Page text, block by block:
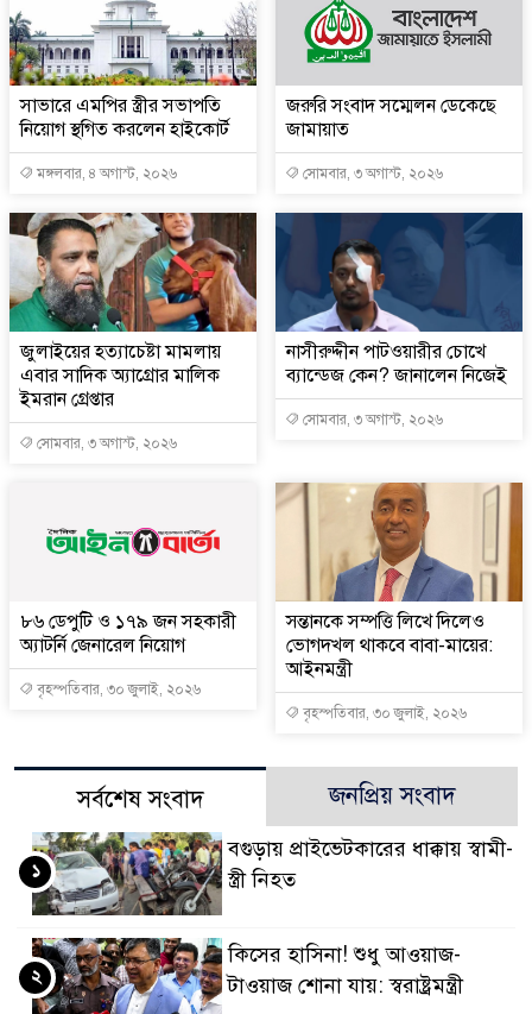
সাভারে এমপির স্ত্রীর সভাপতি
নিয়োগ স্থগিত করলেন হাইকোর্ট
মঙ্গলবার, ৪ অগাস্ট, ২০২৬
জরুরি সংবাদ সম্মেলন ডেকেছে
জামায়াত
সোমবার, ৩ অগাস্ট, ২০২৬
জুলাইয়ের হত্যাচেষ্টা মামলায়
এবার সাদিক অ্যাগ্রোর মালিক
ইমরান গ্রেপ্তার
সোমবার, ৩ অগাস্ট, ২০২৬
নাসীরুদ্দীন পাটওয়ারীর চোখে
ব্যান্ডেজ কেন? জানালেন নিজেই
সোমবার, ৩ অগাস্ট, ২০২৬
৮৬ ডেপুটি ও ১৭৯ জন সহকারী
অ্যাটর্নি জেনারেল নিয়োগ
বৃহস্পতিবার, ৩০ জুলাই, ২০২৬
সন্তানকে সম্পত্তি লিখে দিলেও
ভোগদখল থাকবে বাবা-মায়ের:
আইনমন্ত্রী
বৃহস্পতিবার, ৩০ জুলাই, ২০২৬
সর্বশেষ সংবাদ জনপ্রিয় সংবাদ
বগুড়ায় প্রাইভেটকারের ধাক্কায় স্বামী-
স্ত্রী নিহত
১
কিসের হাসিনা! শুধু আওয়াজ-
টাওয়াজ শোনা যায়: স্বরাষ্ট্রমন্ত্রী
২